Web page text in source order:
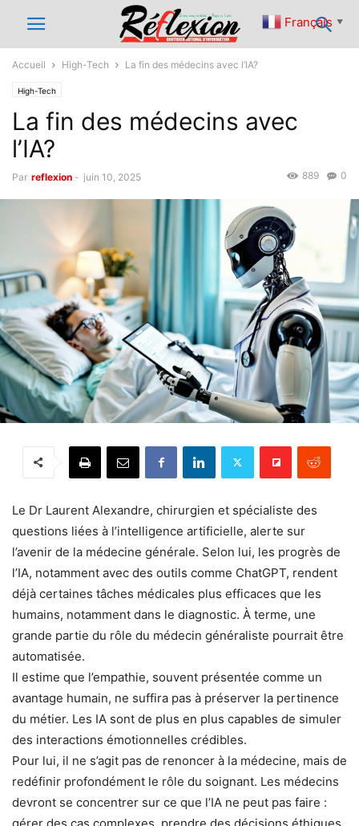
Accueil High-Tech La fin des médecins avec l’IA?
High-Tech
La fin des médecins avec
l’IA?
Par reflexion - juin 10, 2025 0
889
Le Dr Laurent Alexandre, chirurgien et spécialiste des
questions liées à l’intelligence artificielle, alerte sur
l’avenir de la médecine générale. Selon lui, les progrès de
l’IA, notamment avec des outils comme ChatGPT, rendent
déjà certaines tâches médicales plus efficaces que les
humains, notamment dans le diagnostic. À terme, une
grande partie du rôle du médecin généraliste pourrait être
automatisée.
Il estime que l’empathie, souvent présentée comme un
avantage humain, ne suffira pas à préserver la pertinence
du métier. Les IA sont de plus en plus capables de simuler
des interactions émotionnelles crédibles.
Pour lui, il ne s’agit pas de renoncer à la médecine, mais de
redéfinir profondément le rôle du soignant. Les médecins
devront se concentrer sur ce que l’IA ne peut pas faire :
Français ▼